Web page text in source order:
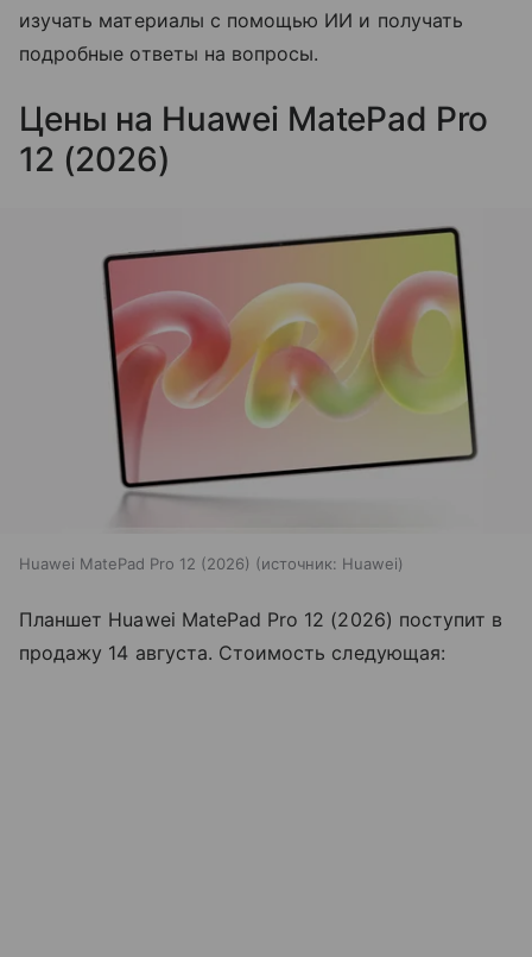
изучать материалы с помощью ИИ и получать
подробные ответы на вопросы.
Цены на Huawei MatePad Pro
12 (2026)
Huawei MatePad Pro 12 (2026) источник: Huawei
Планшет Huawei MatePad Pro 12 (2026) поступит в
продажу 14 августа. Стоимость следующая: